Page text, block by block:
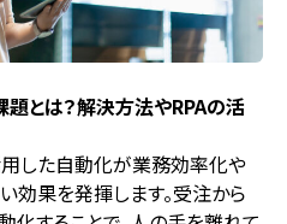
とは？解決方法やRPAの活
した自動化が業務効率化や
果を発揮します。受注から